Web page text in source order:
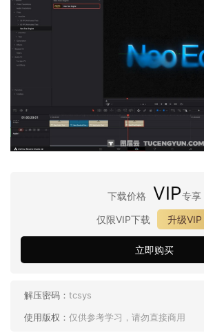
下载价格 VIP专享
仅限VIP下载
升级VIP
立即购买
解压密码： tcsys
使用版权： 仅供参考学习，请勿直接商用